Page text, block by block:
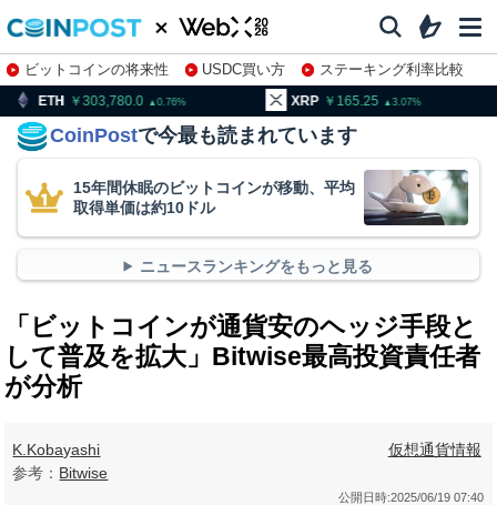
ビットコインの将来性 USDC買い方
ステーキング利率比較
株特集・関連銘柄
0.76 165.25 3.07
CoinPostで今最も読まれています
15年間休眠のビットコインが移動、平均
取得単価は約10ドル
ニュースランキングをもっと見る
「ビットコインが通貨安のヘッジ手段と
して普及を拡大」Bitwise最高投資責任者
が分析
K.Kobayashi
参考： Bitwise
仮想通貨情報
公開日時:2025/06/19 07:40